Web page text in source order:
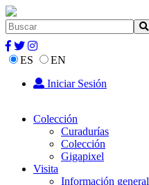
ES
EN
Iniciar Sesión
Colección
Curadurías
Colección
Gigapixel
Visita
Información general